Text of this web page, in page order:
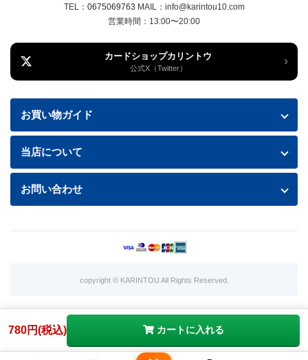
780円(税込) カートに入れる
TEL： 0675069763 MAIL：info@karintou10.com
営業時間：13:00〜20:00
カードショップカリントウ
公式X（Twitter） ›
お買い物ガイド
お買い物ガイド
お支払い方法
当店について
特定商取引法に基づく表記
お問い合わせ
copyright © KARINTOU All Rights Reserved.